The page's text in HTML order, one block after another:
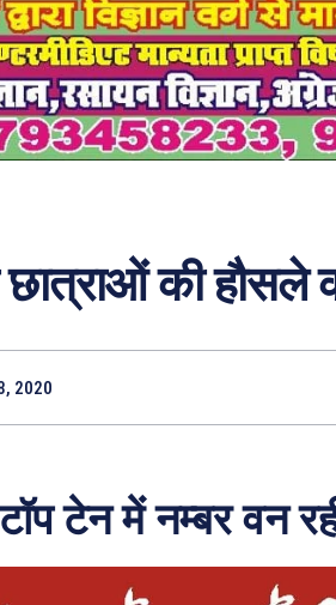
छात्राओं की हौसले
2020
टेन में नम्बर वन